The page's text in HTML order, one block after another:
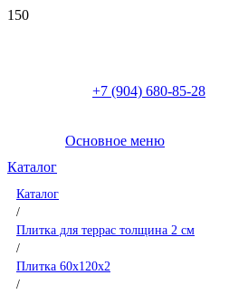
+7 (904) 680-85-28
Основное меню
Каталог
Каталог
/
Плитка для террас толщина 2 см
/
Плитка 60x120x2
/